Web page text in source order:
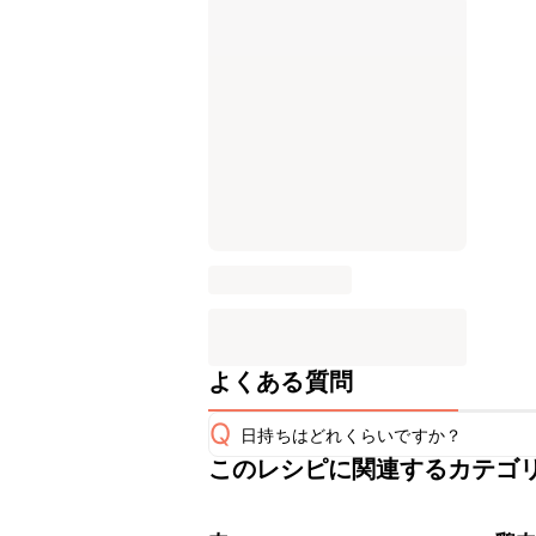
よくある質問
Q 日持ちはどれくらいですか？
保存期間は冷蔵で翌日中が目安です
このレシピに関連するカテゴ